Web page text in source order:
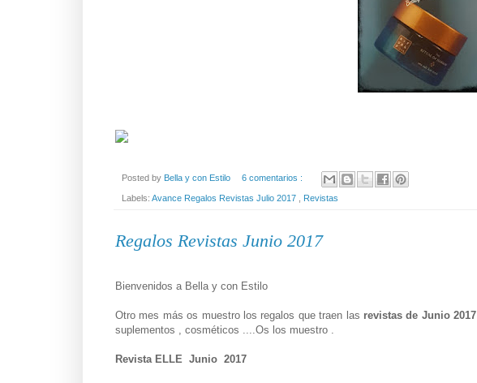
Posted by Bella y con Estilo 6 comentarios :
Labels: Avance Regalos Revistas Julio 2017 Revistas
Regalos Revistas Junio 2017
Bienvenidos a Bella y con Estilo
Otro mes más os muestro los regalos que traen las revistas de Junio 2017
suplementos , cosméticos ....Os los muestro .
Revista ELLE Junio 2017